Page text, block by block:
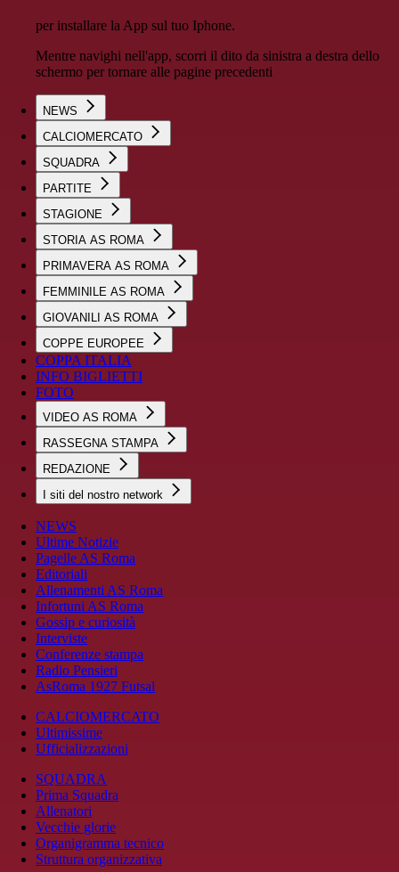
per installare la App sul tuo Iphone.
Mentre navighi nell'app, scorri il dito da sinistra a destra dello
schermo per tornare alle pagine precedenti
NEWS
CALCIOMERCATO
SQUADRA
PARTITE
STAGIONE
STORIA AS ROMA
PRIMAVERA AS ROMA
FEMMINILE AS ROMA
GIOVANILI AS ROMA
COPPE EUROPEE
COPPA ITALIA
INFO BIGLIETTI
FOTO
VIDEO AS ROMA
RASSEGNA STAMPA
REDAZIONE
I siti del nostro network
NEWS
Ultime Notizie
Pagelle AS Roma
Editoriali
Allenamenti AS Roma
Infortuni AS Roma
Gossip e curiosità
Interviste
Conferenze stampa
Radio Pensieri
AsRoma 1927 Futsal
CALCIOMERCATO
Ultimissime
Ufficializzazioni
SQUADRA
Prima Squadra
Allenatori
Vecchie glorie
Organigramma tecnico
Struttura organizzativa